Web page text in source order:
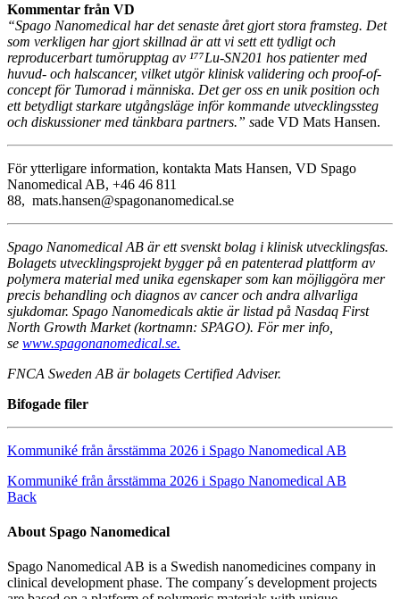
Kommentar från VD
“Spago Nanomedical har det senaste året gjort stora framsteg. Det
som verkligen har gjort skillnad är att vi sett ett tydligt och
reproducerbart tumörupptag av ¹⁷⁷Lu-SN201 hos patienter med
huvud- och halscancer, vilket utgör klinisk validering och proof-of-
concept för Tumorad i människa. Det ger oss en unik position och
ett betydligt starkare utgångsläge inför kommande utvecklingssteg
och diskussioner med tänkbara partners.” sade VD Mats Hansen.
För ytterligare information, kontakta Mats Hansen, VD Spago
Nanomedical AB, +46 46 811
88, mats.hansen@spagonanomedical.se
Spago Nanomedical AB är ett svenskt bolag i klinisk utvecklingsfas.
Bolagets utvecklingsprojekt bygger på en patenterad plattform av
polymera material med unika egenskaper som kan möjliggöra mer
precis behandling och diagnos av cancer och andra allvarliga
sjukdomar. Spago Nanomedicals aktie är listad på Nasdaq First
North Growth Market (kortnamn: SPAGO). För mer info,
se www.spagonanomedical.se.
FNCA Sweden AB är bolagets Certified Adviser.
Bifogade filer
Kommuniké från årsstämma 2026 i Spago Nanomedical AB
Kommuniké från årsstämma 2026 i Spago Nanomedical AB
Back
About Spago Nanomedical
Spago Nanomedical AB is a Swedish nanomedicines company in
clinical development phase. The company´s development projects